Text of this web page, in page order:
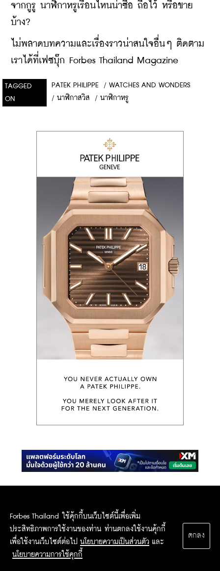
จากกูรู นาฬิกาหรูเรือนไหนน่าซื้อ ถือไว้ หรือขาย
บ้าง?
ไม่พลาดบทความและเรื่องราวน่าสนใจอื่นๆ ติดตาม
เราได้ที่เฟซบุ๊ก Forbes Thailand Magazine
TAGGED
ON
PATEK PHILIPPE / WATCHES AND WONDERS
/ นาฬิกาสวิส / นาฬิกาหรู
Forbes Thailand ใช้คุ้กกี้บนเว็บไซต์นี้เพื่อเพิ่ม
ประสิทธิภาพการใช้งานของท่าน ท่านตกลงใช้งานคุ้กกี้
เพื่อใช้งานเว็บไซต์ต่อไป นโยบายความเป็นส่วนตัว และ
นโยบายความการใช้คุกกี้
ตกลง
Sign up for more stories and special offers
from Forbes Thailand.